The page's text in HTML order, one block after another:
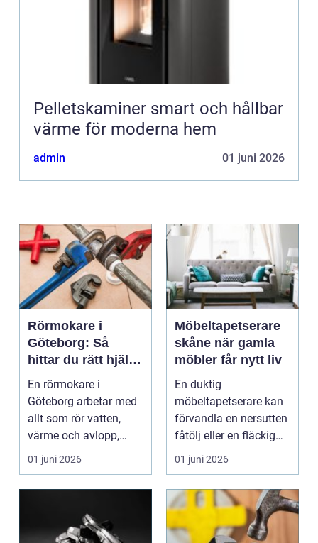
Pelletskaminer smart och hållbar
värme för moderna hem
admin 01 juni 2026
Rörmokare i
Göteborg: Så
hittar du rätt hjälp
för vatten, värme
och avlopp
En rörmokare i
Göteborg arbetar med
allt som rör vatten,
värme och avlopp,
b&ari...
01 juni 2026
Möbeltapetserare
skåne när gamla
möbler får nytt liv
En duktig
möbeltapetserare kan
förvandla en nersutten
fåtölj eller en fläckig
soffa till en favoritm...
01 juni 2026